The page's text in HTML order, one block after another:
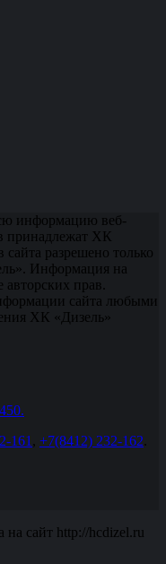
информацию веб-
принадлежат ХК
разрешено только
Информация на
прав.
сайта любыми
ХК «Дизель»
161 , +7(8412) 232-162
сайт http://hcdizel.ru